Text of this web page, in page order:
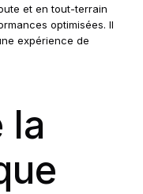
et en tout-terrain
optimisées. Il
expérience de
la